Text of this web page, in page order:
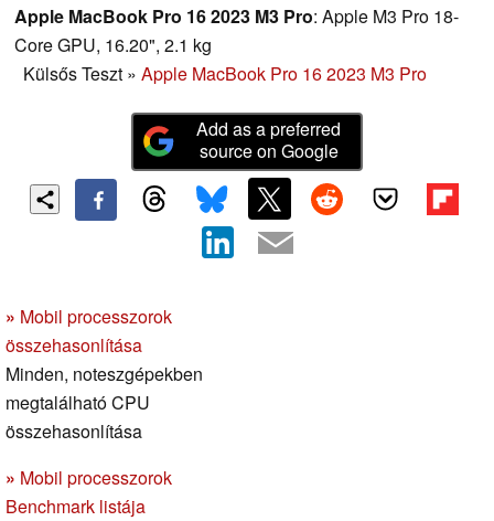
Apple MacBook Pro 16 2023 M3 Pro: Apple M3 Pro 18-
Core GPU, 16.20", 2.1 kg
Külsős Teszt » Apple MacBook Pro 16 2023 M3 Pro
Add as a preferred
source on Google
» Mobil processzorok
összehasonlítása
Minden, noteszgépekben
megtalálható CPU
összehasonlítása
» Mobil processzorok
Benchmark listája